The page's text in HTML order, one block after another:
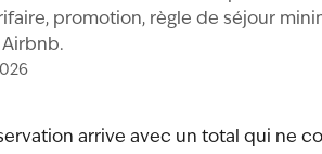
promotion, règle de séjour
arrive avec un total qui ne